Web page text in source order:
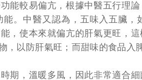
能較易偏亢，根據中醫五行理
。中醫又認為，五味入五臟
，使本來就偏亢的肝氣更旺，
，以防肝氣旺；而甜味的食品入
期，溫暖多風，因此非常適合